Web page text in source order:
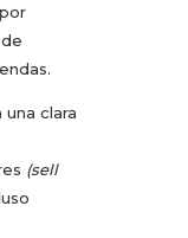
clara
(sell